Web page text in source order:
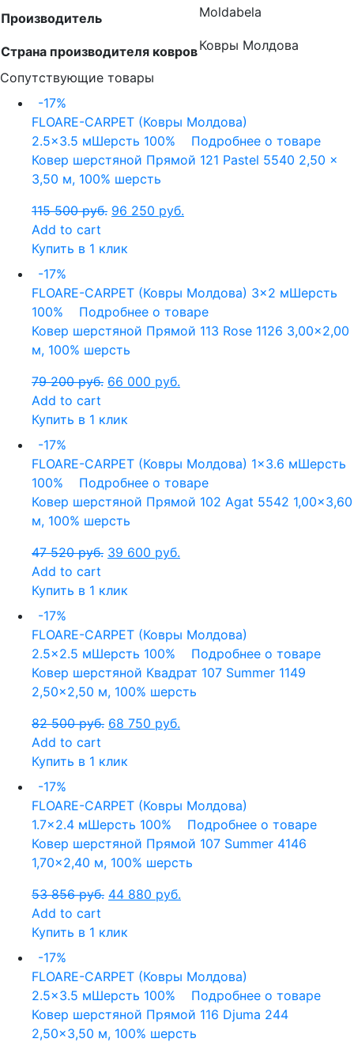
Производитель Moldabela
Страна производителя ковровКовры Молдова
Сопутствующие товары
-17%
FLOARE-CARPET (Ковры Молдова)
2.5x3.5 мШерсть 100%
Подробнее о товаре
Ковер шерстяной Прямой 121 Pastel 5540 2,50 x
3,50 м, 100% шерсть
115 500руб. 96 250 руб.
Add to cart
Купить в 1 клик
-17%
FLOARE-CARPET (Ковры Молдова) 3x2 мШерсть
100%
Подробнее о товаре
Ковер шерстяной Прямой 113 Rose 1126 3,00×2,00
м, 100% шерсть
79 200руб. 66 000 руб.
Add to cart
Купить в 1 клик
-17%
FLOARE-CARPET (Ковры Молдова) 1x3.6 мШерсть
100%
Подробнее о товаре
Ковер шерстяной Прямой 102 Agat 5542 1,00×3,60
м, 100% шерсть
47 520руб. 39 600 руб.
Add to cart
Купить в 1 клик
-17%
FLOARE-CARPET (Ковры Молдова)
2.5x2.5 мШерсть 100%
Подробнее о товаре
Ковер шерстяной Квадрат 107 Summer 1149
2,50×2,50 м, 100% шерсть
82 500руб. 68 750 руб.
Add to cart
Купить в 1 клик
-17%
FLOARE-CARPET (Ковры Молдова)
1.7x2.4 мШерсть 100%
Подробнее о товаре
Ковер шерстяной Прямой 107 Summer 4146
1,70×2,40 м, 100% шерсть
53 856руб. 44 880 руб.
Add to cart
Купить в 1 клик
-17%
FLOARE-CARPET (Ковры Молдова)
2.5x3.5 мШерсть 100%
Подробнее о товаре
Ковер шерстяной Прямой 116 Djuma 244
2,50×3,50 м, 100% шерсть